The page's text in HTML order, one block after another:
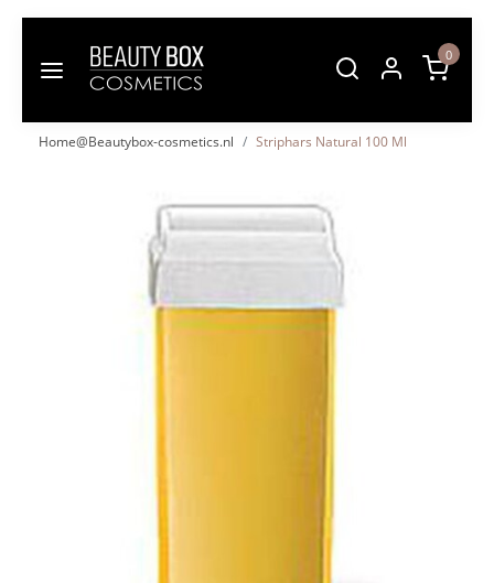
0
Home@Beautybox-cosmetics.nl Striphars Natural 100 Ml